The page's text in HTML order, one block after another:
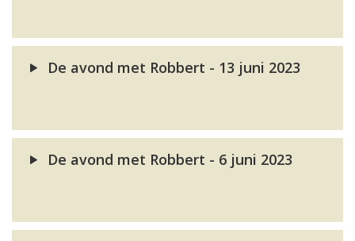
De avond met Robbert - 13 juni 2023
De avond met Robbert - 6 juni 2023